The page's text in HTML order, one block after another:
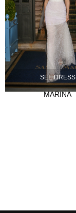
SEE DRESS
MARINA